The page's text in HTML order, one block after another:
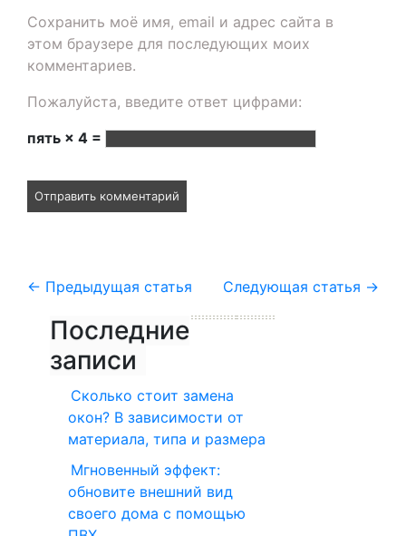
Сохранить моё имя, email и адрес сайта в
этом браузере для последующих моих
комментариев.
Пожалуйста, введите ответ цифрами:
пять × 4 =
← Предыдущая статья Следующая статья →
Последние
записи
Сколько стоит замена
окон? В зависимости от
материала, типа и размера
Мгновенный эффект:
обновите внешний вид
своего дома с помощью